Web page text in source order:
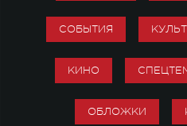
СОБЫТИЯ
КИНО
ОБЛОЖКИ